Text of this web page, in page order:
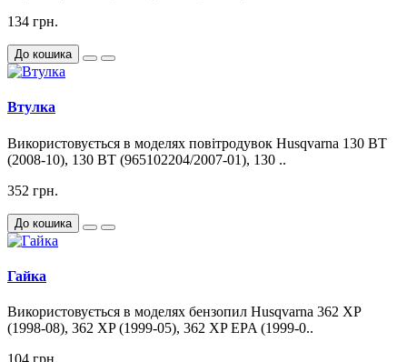
134 грн.
До кошика
Втулка
Використовується в моделях повітродувок Husqvarna 130 BT
(2008-10), 130 BT (965102204/2007-01), 130 ..
352 грн.
До кошика
Гайка
Використовується в моделях бензопил Husqvarna 362 XP
(1998-08), 362 XP (1999-05), 362 XP EPA (1999-0..